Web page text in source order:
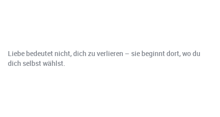
Liebe bedeutet nicht, dich zu verlieren – sie beginnt dort, wo du
dich selbst wählst.